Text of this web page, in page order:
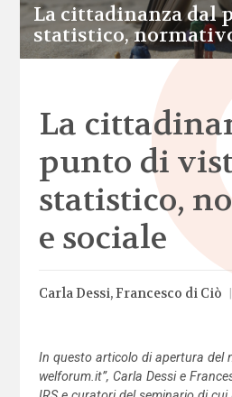
La cittadinanza dal
statistico,
La
punto di
statistico,
e sociale
Carla Dessi Francesco di Ciò
In questo articolo di apertura del
welforum.it”, Carla Dessi e